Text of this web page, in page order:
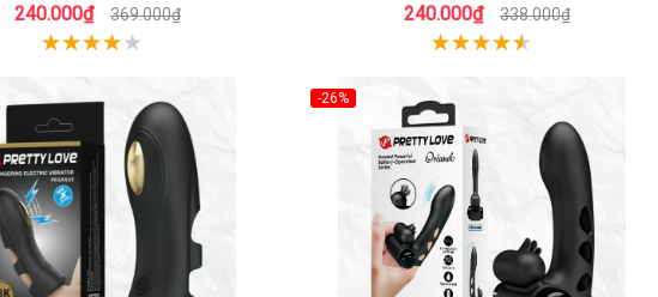
240.000₫ 369.000₫ 240.000₫ 338.000₫
-26%